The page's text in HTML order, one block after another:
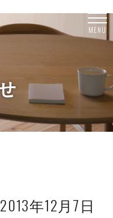
MENU
年12月7日